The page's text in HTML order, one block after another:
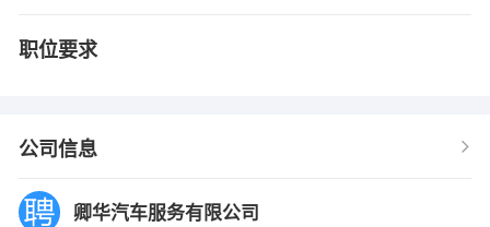
职位要求
公司信息
卿华汽车服务有限公司